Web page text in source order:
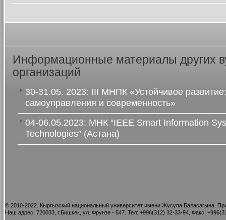
Информационные материалы других
организаций
30-31.05. 2023: III МНПК «Устойчивое
самоуправления и современность»
04-06.05.2023: МНК “IEEE Smart Information
Technologies” (Астана)
© 2010-2022. Кыргызский национальный университет имени Жусупа Баласагына.
Наш адрес: 720033, г.Бишкек, ул. Фрунзе - 547. Тел: +996(312) 32-33-94, Факс: